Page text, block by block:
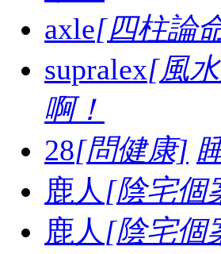
axle[四柱論
supralex[風
啊！
28[問健康]
鹿人 [陰宅個
鹿人 [陰宅個